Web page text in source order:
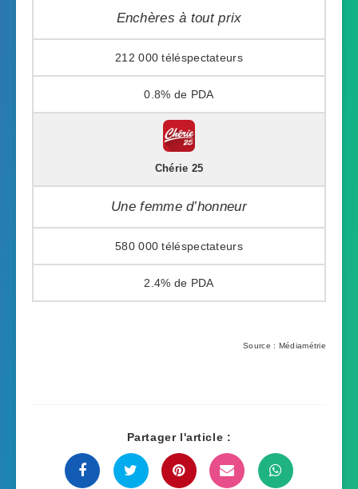
Enchères à tout prix
212 000
0.8%
Chérie 25
Une femme d’honneur
580 000
2.4%
Source : Médiamétrie
Partager l'article :